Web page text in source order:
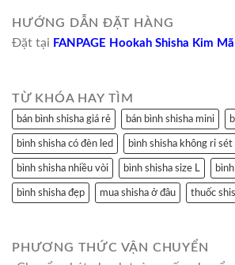
HƯỚNG DẪN ĐẶT HÀNG
Đặt tại FANPAGE Hookah Shisha Kim Mã
TỪ KHÓA HAY TÌM
bán bình shisha giá rẻ bán bình shisha mini
bình shisha có đèn led bình shisha không rỉ sét
bình shisha nhiều vòi bình shisha size L
bình shisha đẹp mua shisha ở đâu thuốc
PHƯƠNG THỨC VẬN CHUYỂN